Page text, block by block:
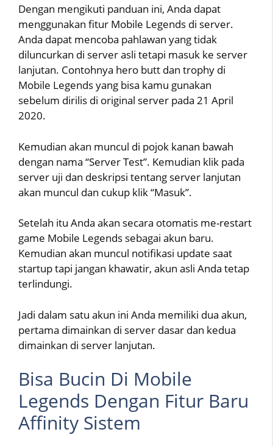
Dengan mengikuti panduan ini, Anda dapat
menggunakan fitur Mobile Legends di server.
Anda dapat mencoba pahlawan yang tidak
diluncurkan di server asli tetapi masuk ke server
lanjutan. Contohnya hero butt dan trophy di
Mobile Legends yang bisa kamu gunakan
sebelum dirilis di original server pada 21 April
2020.
Kemudian akan muncul di pojok kanan bawah
dengan nama “Server Test”. Kemudian klik pada
server uji dan deskripsi tentang server lanjutan
akan muncul dan cukup klik “Masuk”.
Setelah itu Anda akan secara otomatis me-restart
game Mobile Legends sebagai akun baru.
Kemudian akan muncul notifikasi update saat
startup tapi jangan khawatir, akun asli Anda tetap
terlindungi.
Jadi dalam satu akun ini Anda memiliki dua akun,
pertama dimainkan di server dasar dan kedua
dimainkan di server lanjutan.
Bisa Bucin Di Mobile
Legends Dengan Fitur Baru
Affinity Sistem